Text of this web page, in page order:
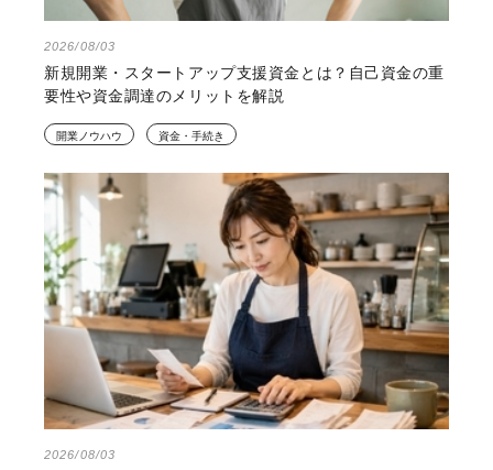
2026/08/03
新規開業・スタートアップ支援資金とは？自己資金の重
要性や資金調達のメリットを解説
開業ノウハウ 資金・手続き
2026/08/03